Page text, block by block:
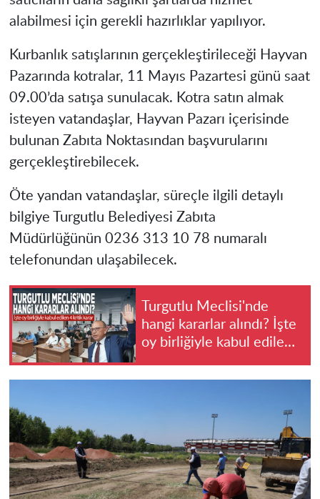
alabilmesi için gerekli hazırlıklar yapılıyor.
Kurbanlık satışlarının gerçekleştirileceği Hayvan
Pazarında kotralar, 11 Mayıs Pazartesi günü saat
09.00’da satışa sunulacak. Kotra satın almak
isteyen vatandaşlar, Hayvan Pazarı içerisinde
bulunan Zabıta Noktasından başvurularını
gerçekleştirebilecek.
Öte yandan vatandaşlar, süreçle ilgili detaylı
bilgiye Turgutlu Belediyesi Zabıta
Müdürlüğünün 0236 313 10 78 numaralı
telefonundan ulaşabilecek.
Turgutlu Meclisi'nde
hangi kararlar alındı? İşte
oy birliğiyle kabul edilen